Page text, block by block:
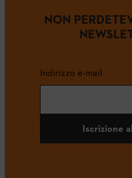
NON
Indirizzo e-mail
Iscrizione